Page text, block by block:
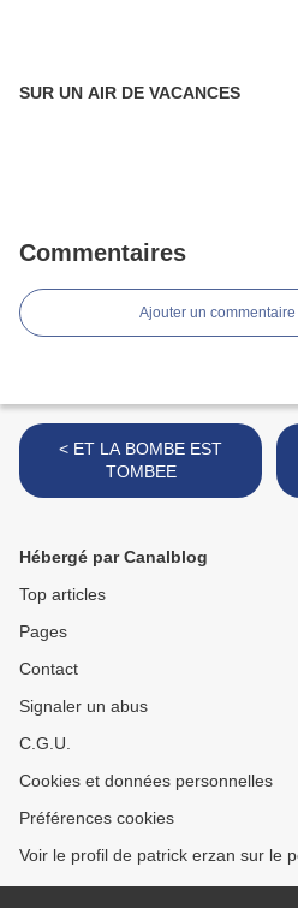
SUR UN AIR DE VACANCES
Commentaires
Ajouter un commentaire
< ET LA BOMBE EST
TOMBEE
Hébergé par Canalblog
Top articles
Pages
Contact
Signaler un abus
C.G.U.
Cookies et données personnelles
Préférences cookies
Voir le profil de patrick erzan sur le